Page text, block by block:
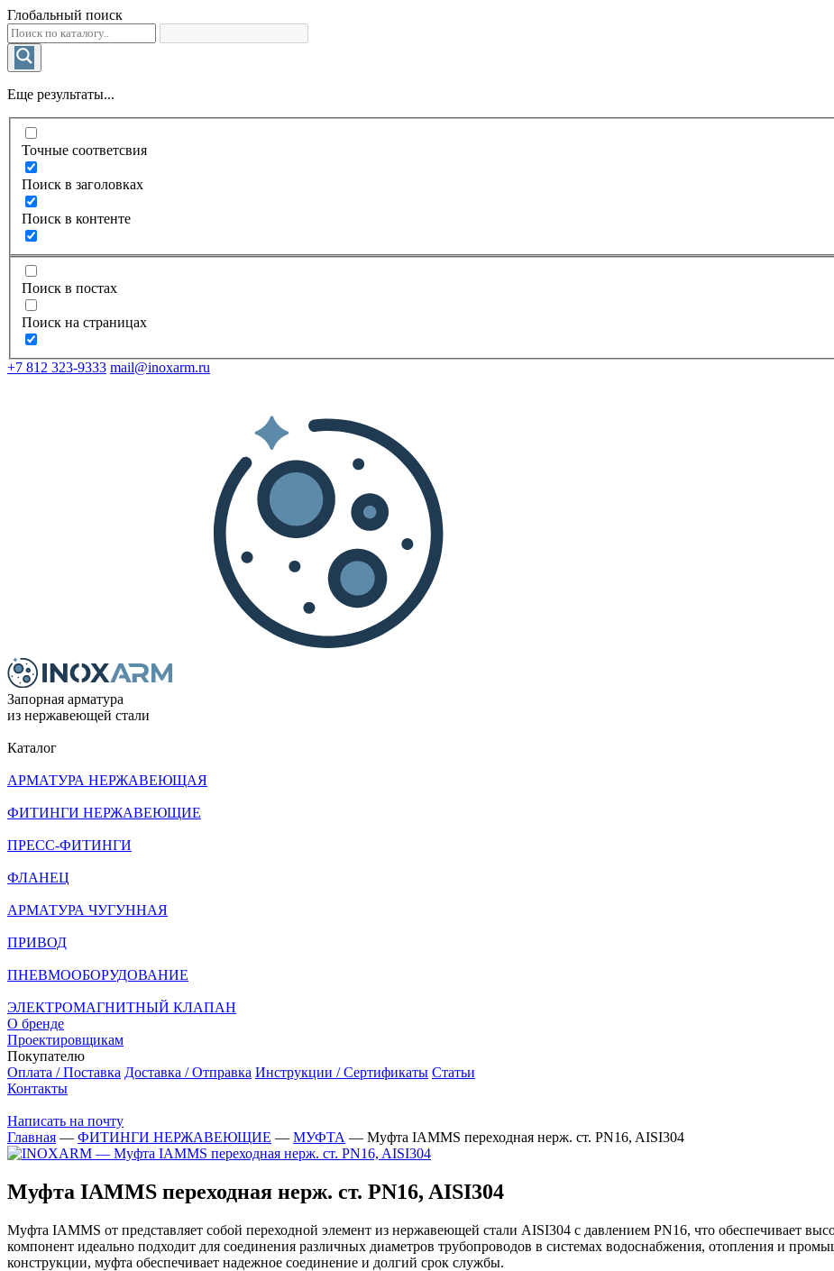
Глобальный поиск
Еще результаты...
Точные соответсвия
Поиск в заголовках
Поиск в контенте
Поиск в постах
Поиск на страницах
+7 812 323-9333 mail@inoxarm.ru
Запорная арматура
из нержавеющей стали
Каталог
АРМАТУРА НЕРЖАВЕЮЩАЯ
ФИТИНГИ НЕРЖАВЕЮЩИЕ
ПРЕСС-ФИТИНГИ
ФЛАНЕЦ
АРМАТУРА ЧУГУННАЯ
ПРИВОД
ПНЕВМООБОРУДОВАНИЕ
ЭЛЕКТРОМАГНИТНЫЙ КЛАПАН
О бренде
Проектировщикам
Покупателю
Оплата / Поставка Доставка / Отправка Инструкции / Сертификаты Статьи
Контакты
Написать на почту
Главная — ФИТИНГИ НЕРЖАВЕЮЩИЕ — МУФТА — Муфта IAMMS переходная нерж. ст. PN16, AISI304
Муфта IAMMS переходная нерж. ст. PN16, AISI304
Муфта IAMMS от представляет собой переходной элемент из нержавеющей стали AISI304 с давлением PN16, что обеспечивает
компонент идеально подходит для соединения различных диаметров трубопроводов в системах водоснабжения, отопления и
конструкции, муфта обеспечивает надежное соединение и долгий срок службы.